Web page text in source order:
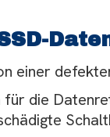
einer
die